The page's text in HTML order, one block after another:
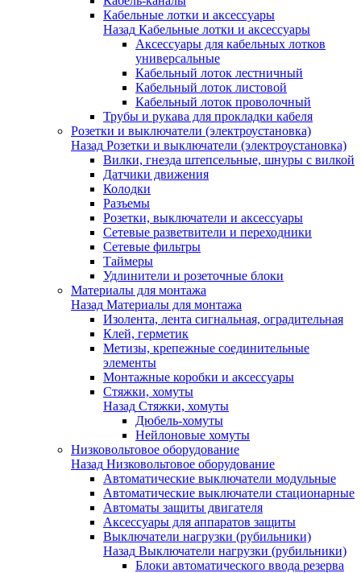
Кабельные лотки и аксессуары
Назад Кабельные лотки и аксессуары
Аксессуары для кабельных лотков
универсальные
Кабельный лоток лестничный
Кабельный лоток листовой
Кабельный лоток проволочный
Трубы и рукава для прокладки кабеля
Розетки и выключатели (электроустановка)
Назад Розетки и выключатели (электроустановка)
Вилки, гнезда штепсельные, шнуры с вилкой
Датчики движения
Колодки
Разъемы
Розетки, выключатели и аксессуары
Сетевые разветвители и переходники
Сетевые фильтры
Таймеры
Удлинители и розеточные блоки
Материалы для монтажа
Назад Материалы для монтажа
Изолента, лента сигнальная, оградительная
Клей, герметик
Метизы, крепежные соединительные
элементы
Монтажные коробки и аксессуары
Стяжки, хомуты
Назад Стяжки, хомуты
Дюбель-хомуты
Нейлоновые хомуты
Низковольтовое оборудование
Назад Низковольтовое оборудование
Автоматические выключатели модульные
Автоматические выключатели стационарные
Автоматы защиты двигателя
Аксессуары для аппаратов защиты
Выключатели нагрузки (рубильники)
Назад Выключатели нагрузки (рубильники)
Блоки автоматического ввода резерва